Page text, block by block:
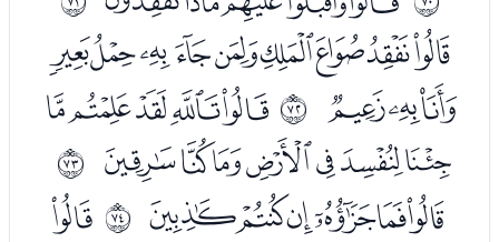
ﭧﭨﭩﭪﭫﭬﭭﭮﭯ
ﭰﭱﭲ ﱇﭴﭵﭶﭷﭸ
ﭹﭺﭻﭼﭽﭾﭿ ﱈ
ﮁﮂﮃﮄﮅﮆ ﱉ ﮈ